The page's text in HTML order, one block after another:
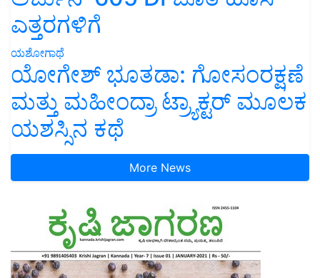
ಎತ್ತರಗಳಿಗೆ
ಯಶೋಗಾಥೆ
ಯೋಗೇಶ್ ಭೂತಡಾ: ಗೋಸಂರಕ್ಷಣೆ
ಮತ್ತು ಮಹೀಂದ್ರಾ ಟ್ರ್ಯಾಕ್ಟರ್ ಮೂಲಕ
ಯಶಸ್ಸಿನ ಕಥೆ
More News